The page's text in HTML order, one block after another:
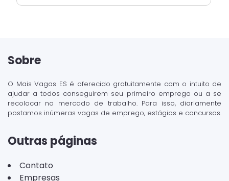
Sobre
O Mais Vagas ES é oferecido gratuitamente com o intuito de
ajudar a todos conseguirem seu primeiro emprego ou a se
recolocar no mercado de trabalho. Para isso, diariamente
postamos inúmeras vagas de emprego, estágios e concursos.
Outras páginas
Contato
Empresas